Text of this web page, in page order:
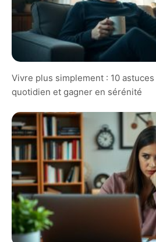
Vivre plus simplement : 10
quotidien et gagner en sérénité